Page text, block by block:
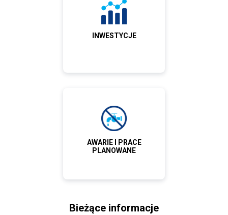
INWESTYCJE
AWARIE I PRACE
PLANOWANE
Bieżące informacje